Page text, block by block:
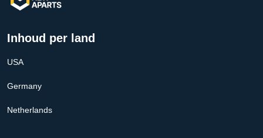
Inhoud per land
USA
Germany
Netherlands